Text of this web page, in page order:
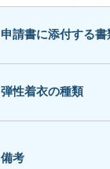
申請書に添付する書
弾性着衣の種類
備考